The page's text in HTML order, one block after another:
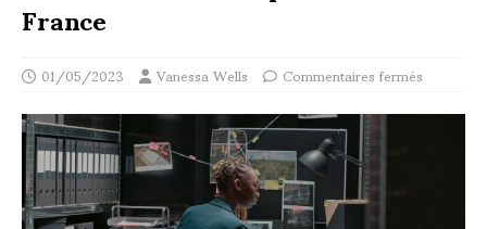
France
01/05/2023 Vanessa Wells Commentaires fermés